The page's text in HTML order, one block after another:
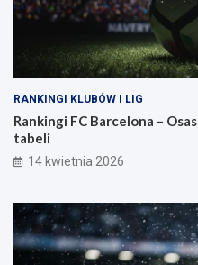
RANKINGI KLUBÓW I LIG
Rankingi FC Barcelona –
tabeli
14 kwietnia 2026